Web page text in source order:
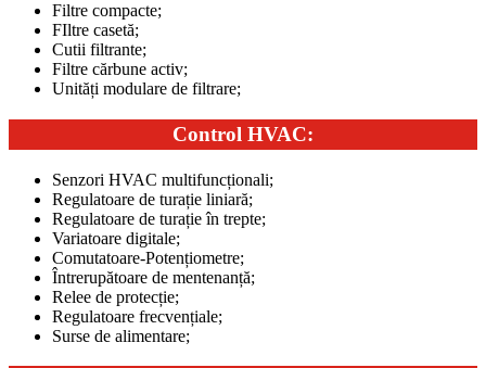
Filtre compacte;
FIltre casetă;
Cutii filtrante;
Filtre cărbune activ;
Unități modulare de filtrare;
Control HVAC:
Senzori HVAC multifuncționali;
Regulatoare de turație liniară;
Regulatoare de turație în trepte;
Variatoare digitale;
Comutatoare-Potențiometre;
Întrerupătoare de mentenanță;
Relee de protecție;
Regulatoare frecvențiale;
Surse de alimentare;